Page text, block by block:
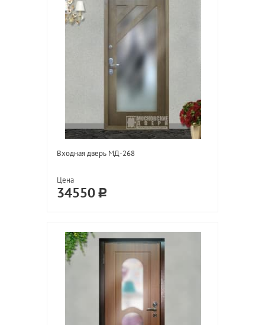
Входная дверь МД-268
Цена
34550